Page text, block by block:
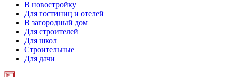
В новостройку
Для гостиниц и отелей
В загородный дом
Для строителей
Для школ
Строительные
Для дачи